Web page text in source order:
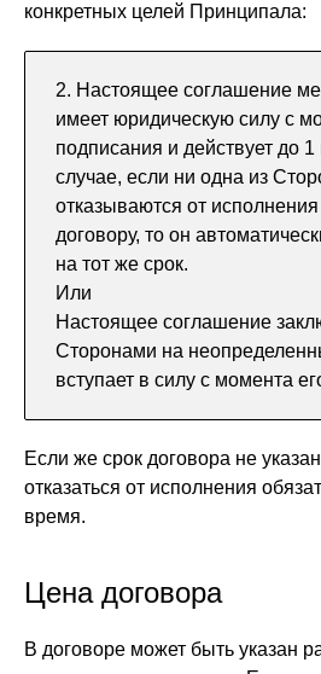
конкретных целей Принципала:
2. Настоящее соглашение
имеет юридическую силу с
подписания и действует до
случае, если ни одна из
отказываются от исполнения
договору, то он
на тот же срок.
Или
Настоящее соглашение
Сторонами на
вступает в силу с момента
Если же срок договора не
отказаться от исполнения
время.
Цена договора
В договоре может быть указан